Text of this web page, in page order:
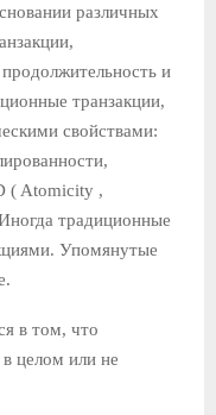
различных
и
транзакции,
свойствами:
( Atomicity ,
традиционные
Упомянутые
в том, что
целом или не